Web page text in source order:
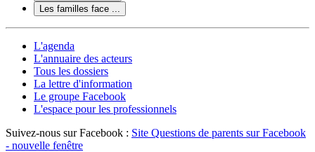
Les familles face ...
L'agenda
L'annuaire des acteurs
Tous les dossiers
La lettre d'information
Le groupe Facebook
L'espace pour les professionnels
Suivez-nous sur Facebook : Site Questions de parents sur Facebook
- nouvelle fenêtre